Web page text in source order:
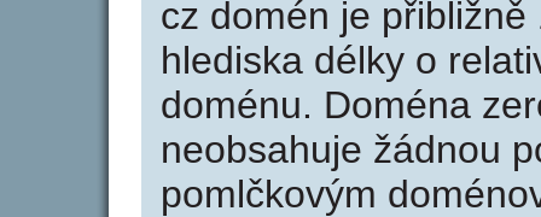
cz domén je
hlediska délky o
doménu. Doména
neobsahuje žádnou
pomlčkovým